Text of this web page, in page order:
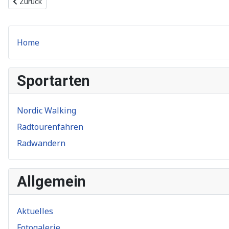
Home
Sportarten
Nordic Walking
Radtourenfahren
Radwandern
Allgemein
Aktuelles